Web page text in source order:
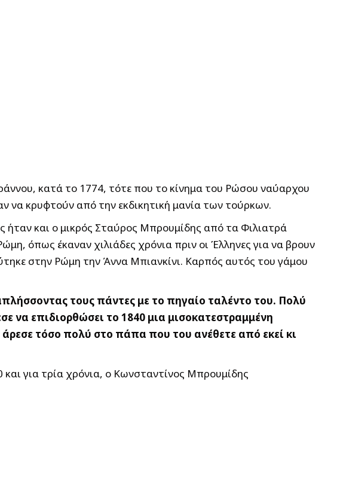
κατά το 1774, τότε που το κίνημα του Ρώσου ναύαρχου
να κρυφτούν από την εκδικητική μανία των τούρκων.
και ο μικρός Σταύρος Μπρουμίδης από τα Φιλιατρά
όπως έκαναν χιλιάδες χρόνια πριν οι Έλληνες για να βρουν
στην Ρώμη την Άννα Μπιανκίνι. Καρπός αυτός του γάμου
τους πάντες με το πηγαίο ταλέντο του. Πολύ
να επιδιορθώσει το 1840 μια μισοκατεστραμμένη
τόσο πολύ στο πάπα που του ανέθετε από εκεί κι
για τρία χρόνια, ο Κωνσταντίνος Μπρουμίδης